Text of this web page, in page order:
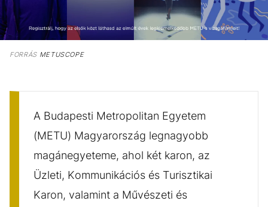
FORRÁSMETUSCOPE
A Budapesti Metropolitan Egyetem
(METU) Magyarország legnagyobb
magánegyeteme, ahol két karon, az
Üzleti, Kommunikációs és Turisztikai
Karon, valamint a Művészeti és